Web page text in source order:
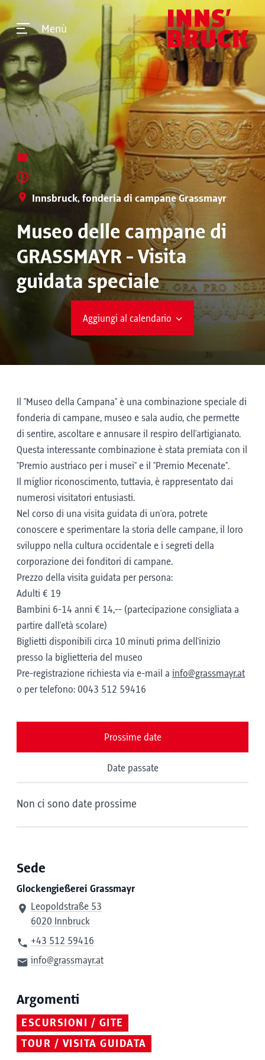
Menù
Innsbruck, fonderia di campane Grassmayr
Museo delle campane di
GRASSMAYR - Visita
guidata speciale
Aggiungi al calendario
Il "Museo della Campana" è una combinazione speciale di
fonderia di campane, museo e sala audio, che permette
di sentire, ascoltare e annusare il respiro dell'artigianato.
Questa interessante combinazione è stata premiata con il
"Premio austriaco per i musei" e il "Premio Mecenate".
Il miglior riconoscimento, tuttavia, è rappresentato dai
numerosi visitatori entusiasti.
Nel corso di una visita guidata di un'ora, potrete
conoscere e sperimentare la storia delle campane, il loro
sviluppo nella cultura occidentale e i segreti della
corporazione dei fonditori di campane.
Prezzo della visita guidata per persona:
Adulti € 19
Bambini 6-14 anni € 14,-- (partecipazione consigliata a
partire dall'età scolare)
Biglietti disponibili circa 10 minuti prima dell'inizio
presso la biglietteria del museo
Pre-registrazione richiesta via e-mail a info@grassmayr.at
o per telefono: 0043 512 59416
Prossime date
Date passate
Non ci sono date prossime
Sede
Glockengießerei Grassmayr
Leopoldstraße 53
6020 Innbruck
+43 512 59416
info@grassmayr.at
Argomenti
ESCURSIONI / GITE
TOUR / VISITA GUIDATA